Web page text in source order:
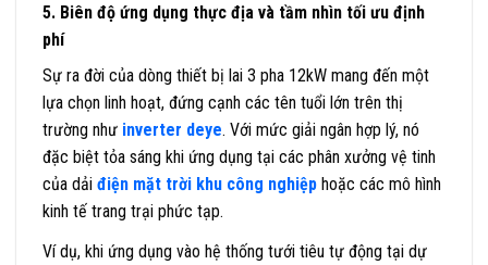
5. Biên độ ứng dụng thực địa và tầm nhìn tối ưu định
phí
Sự ra đời của dòng thiết bị lai 3 pha 12kW mang đến một
lựa chọn linh hoạt, đứng cạnh các tên tuổi lớn trên thị
trường như inverter deye. Với mức giải ngân hợp lý, nó
đặc biệt tỏa sáng khi ứng dụng tại các phân xưởng vệ tinh
của dải điện mặt trời khu công nghiệp hoặc các mô hình
kinh tế trang trại phức tạp.
Ví dụ, khi ứng dụng vào hệ thống tưới tiêu tự động tại dự